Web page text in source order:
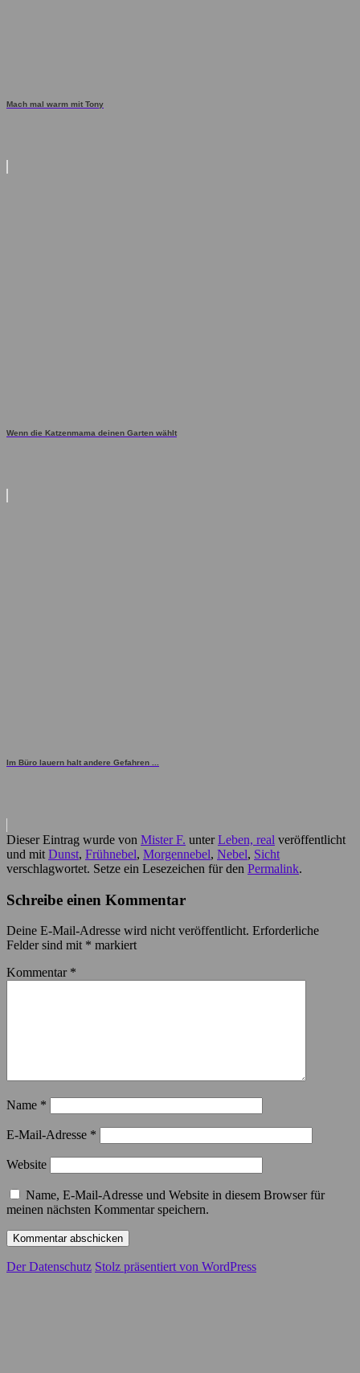
Mach mal warm mit Tony
Wenn die Katzenmama deinen Garten wählt
Im Büro lauern halt andere Gefahren ...
Dieser Eintrag wurde von Mister F. unterLeben, real veröffentlicht
und mit Dunst, Frühnebel, Morgennebel, Nebel, Sicht
verschlagwortet. Setze ein Lesezeichen für den Permalink.
Schreibe einen Kommentar
Deine E-Mail-Adresse wird nicht veröffentlicht. Erforderliche
Felder sind mit * markiert
Kommentar *
Name *
E-Mail-Adresse *
Website
Name, E-Mail-Adresse und Website in diesem Browser für
meinen nächsten Kommentar speichern.
Der Datenschutz Stolz präsentiert von WordPress